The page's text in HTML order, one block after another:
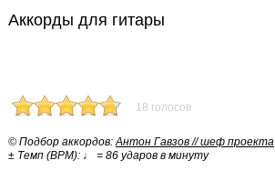
Аккорды для гитары
18 голосов
© Подбор аккордов:Антон Гавзов // шеф проекта
± Темп (BPM): ♩ = 86 ударов в минуту